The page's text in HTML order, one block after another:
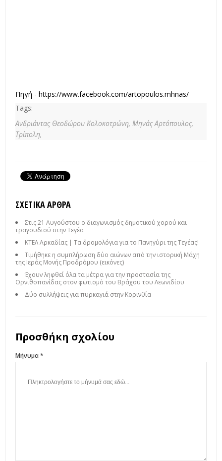
Πηγή - https://www.facebook.com/artopoulos.mhnas/
Tags:
Ανδριάντας Θεοδώρου Κολοκοτρώνη, Μηνάς Αρτόπουλος,
Τρίπολη,
ΣΧΕΤΙΚΆ ΆΡΘΡΑ
Στις 21 Αυγούστου ο διαγωνισμός δημοτικού χορού και
τραγουδιού στην Τεγέα
ΚΤΕΛ Αρκαδίας | Τα δρομολόγια για το Πανηγύρι της Τεγέας!
Τιμήθηκε η συμπλήρωση δύο αιώνων από την ιστορική Μάχη
της Ιεράς Μονής Προδρόμου (εικόνες)
Έχουν ληφθεί όλα τα μέτρα για την προστασία της
Ορνιθοπανίδας στον φωτισμό του Βράχου του Λεωνιδίου
Δύο συλλήψεις για πυρκαγιά στην Κορινθία
Προσθήκη σχολίου
Μήνυμα *